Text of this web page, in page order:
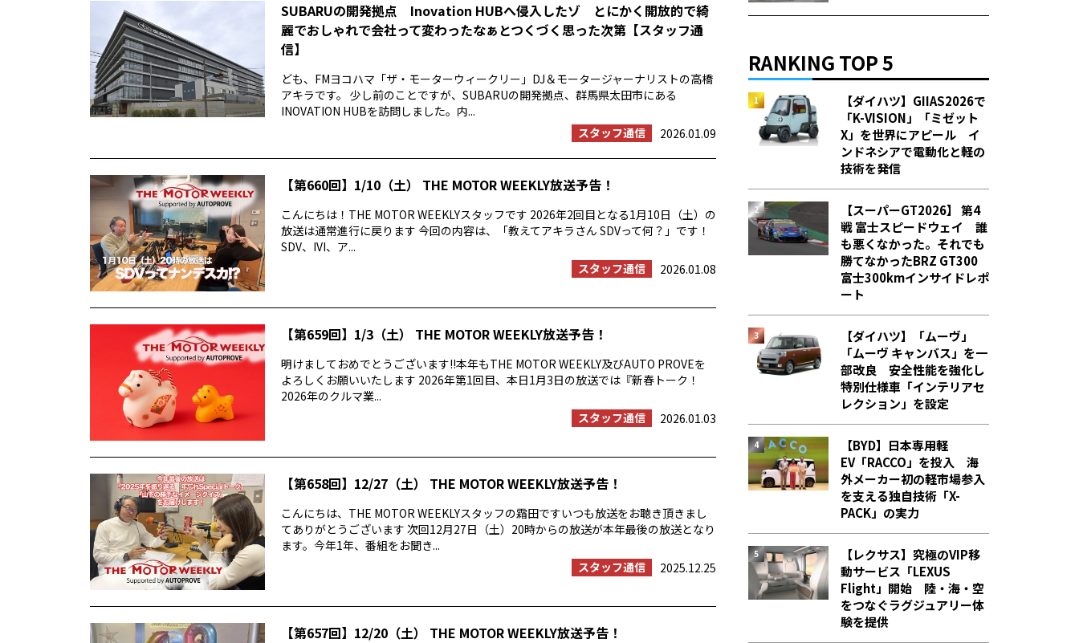
SUBARUの開発拠点 Inovation HUBへ侵入したゾ とにかく開放的で綺
麗でおしゃれで会社って変わったなぁとつくづく思った次第【スタッフ通
信】
ども、FMヨコハマ「ザ・モーターウィークリー」DJ＆モータージャーナリストの高橋
アキラです。 少し前のことですが、SUBARUの開発拠点、群馬県太田市にある
INOVATION HUBを訪問しました。内...
スタッフ通信
2026.01.09
【第660回】1/10（土） THE MOTOR WEEKLY放送予告！
こんにちは！THE MOTOR WEEKLYスタッフです 2026年2回目となる1月10日（土）の
放送は通常進行に戻ります 今回の内容は、「教えてアキラさん SDVって何？」です！
SDV、IVI、ア...
スタッフ通信
2026.01.08
【第659回】1/3（土） THE MOTOR WEEKLY放送予告！
明けましておめでとうございます!!本年もTHE MOTOR WEEKLY及びAUTO PROVEを
よろしくお願いいたします 2026年第1回目、本日1月3日の放送では『新春トーク！
2026年のクルマ業...
スタッフ通信
2026.01.03
【第658回】12/27（土） THE MOTOR WEEKLY放送予告！
こんにちは、THE MOTOR WEEKLYスタッフの霜田ですいつも放送をお聴き頂きまし
てありがとうございます 次回12月27日（土）20時からの放送が本年最後の放送となり
ます。今年1年、番組をお聞き...
スタッフ通信
2025.12.25
【第657回】12/20（土） THE MOTOR WEEKLY放送予告！
RANKING TOP 5
【ダイハツ】GIIAS2026で
「K-VISION」「ミゼット
X」を世界にアピール イ
ンドネシアで電動化と軽の
技術を発信
【スーパーGT2026】 第4
戦 富士スピードウェイ 誰
も悪くなかった。それでも
勝てなかった――BRZ GT300
富士300kmインサイドレポ
ート
【ダイハツ】「ムーヴ」
「ムーヴ キャンバス」を一
部改良 安全性能を強化し
特別仕様車「インテリアセ
レクション」を設定
【BYD】日本専用軽
EV「RACCO」を投入 海
外メーカー初の軽市場参入
を支える独自技術「X-
PACK」の実力
【レクサス】究極のVIP移
動サービス「LEXUS
Flight」開始 陸・海・空
をつなぐラグジュアリー体
験を提供